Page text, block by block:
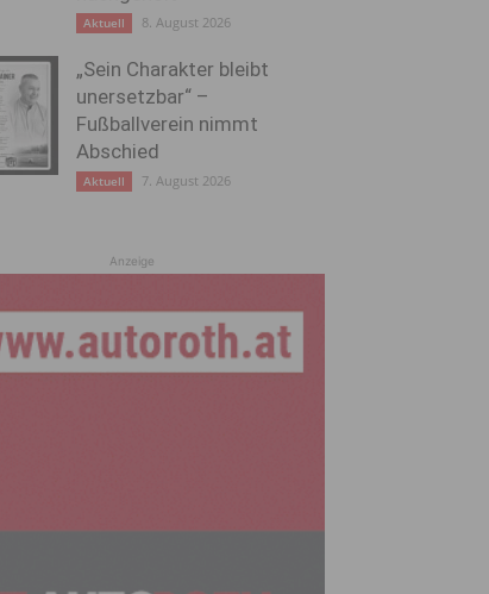
Aktuell 8. August 2026
„Sein Charakter bleibt
unersetzbar“ –
Fußballverein nimmt
Abschied
Aktuell 7. August 2026
Anzeige